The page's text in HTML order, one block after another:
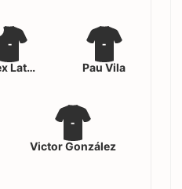
-
Victor González
-
Álex Latorre
-
Pau Vila